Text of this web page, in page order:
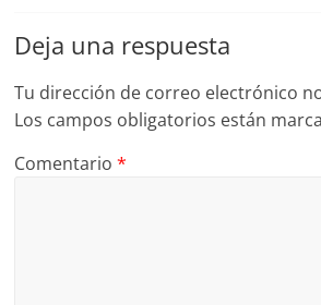
Deja una respuesta
Tu dirección de correo electrónico
Los campos obligatorios están
Comentario*